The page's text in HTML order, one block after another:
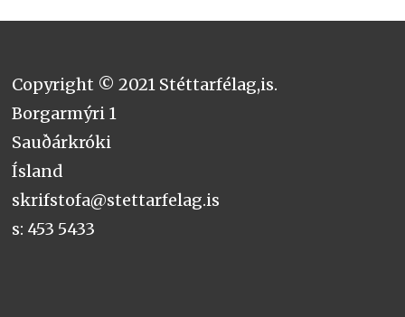
Copyright © 2021 Stéttarfélag,is.
Borgarmýri 1
Sauðárkróki
Ísland
skrifstofa@stettarfelag.is
s: 453 5433